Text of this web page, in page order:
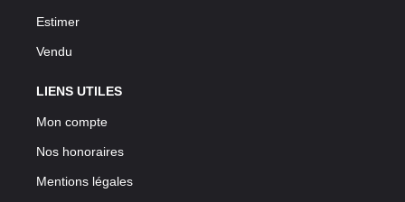
Estimer
Vendu
LIENS UTILES
Mon compte
Nos honoraires
Mentions légales